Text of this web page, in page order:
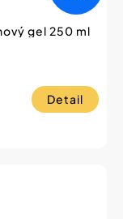
gel 250 ml
Detail